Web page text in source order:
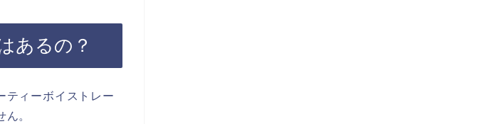
あるの？
ティーボイストレー
。